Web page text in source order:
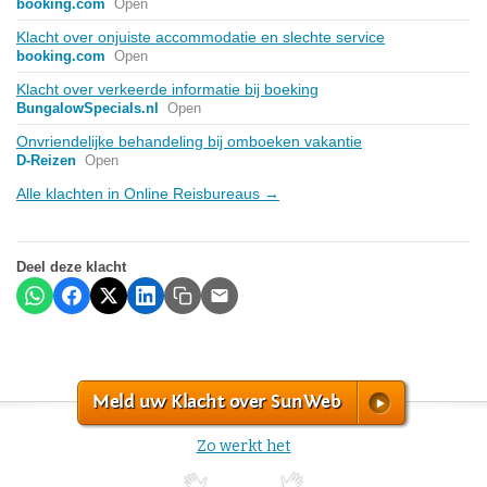
booking.com Open
Klacht over onjuiste accommodatie en slechte service
booking.com Open
Klacht over verkeerde informatie bij boeking
BungalowSpecials.nl Open
Onvriendelijke behandeling bij omboeken vakantie
D-Reizen Open
Alle klachten in Online Reisbureaus →
Deel deze klacht
Meld uw Klacht over SunWeb
Zo werkt het